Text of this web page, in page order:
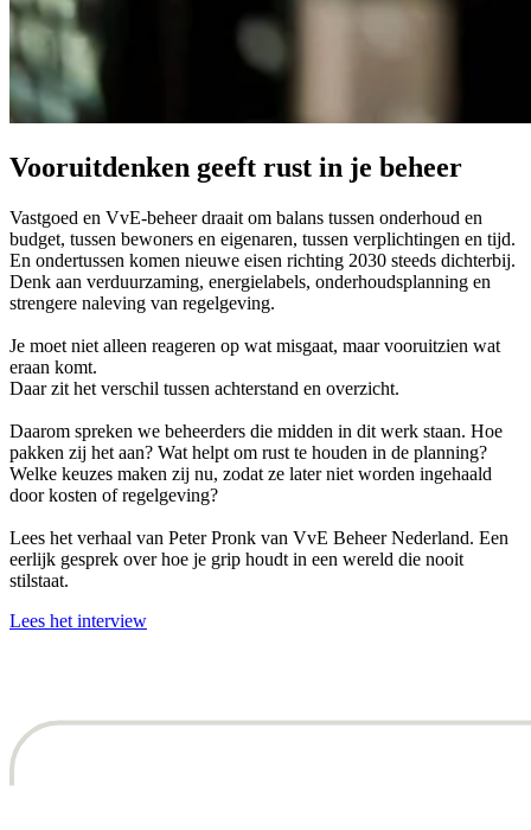
Vooruitdenken geeft rust in je beheer
Vastgoed en VvE-beheer draait om balans tussen onderhoud en
budget, tussen bewoners en eigenaren, tussen verplichtingen en tijd.
En ondertussen komen nieuwe eisen richting 2030 steeds dichterbij.
Denk aan verduurzaming, energielabels, onderhoudsplanning en
strengere naleving van regelgeving.
Je moet niet alleen reageren op wat misgaat, maar vooruitzien wat
eraan komt.
Daar zit het verschil tussen achterstand en overzicht.
Daarom spreken we beheerders die midden in dit werk staan. Hoe
pakken zij het aan? Wat helpt om rust te houden in de planning?
Welke keuzes maken zij nu, zodat ze later niet worden ingehaald
door kosten of regelgeving?
Lees het verhaal van Peter Pronk van VvE Beheer Nederland. Een
eerlijk gesprek over hoe je grip houdt in een wereld die nooit
stilstaat.
Lees het interview